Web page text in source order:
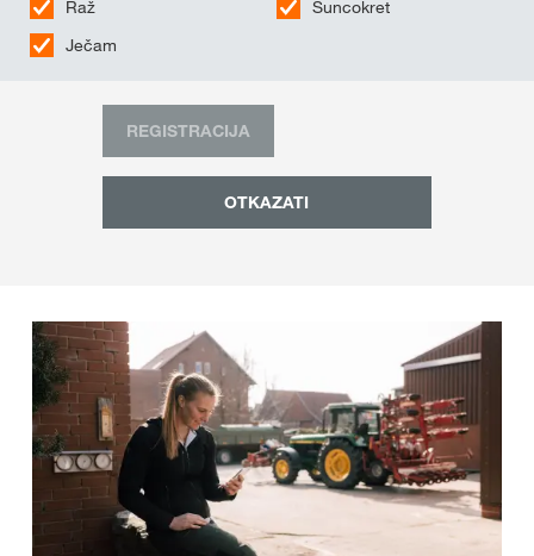
Raž
Ječam
Suncokret
OTKAZATI
REGISTRACIJA